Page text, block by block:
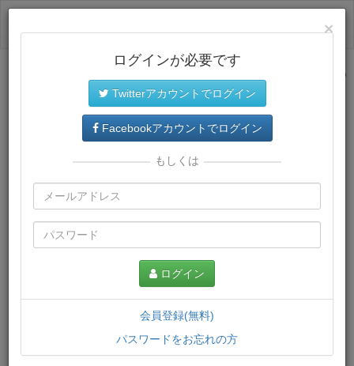
サイトトップに戻る
プレミアム会員では、教材がダウンロードでき、快適な動画
再生環境が提供されます。
×
ログインが必要です
Twitterアカウントでログイン
Facebookアカウントでログイン
もしくは
ログイン
会員登録(無料)
パスワードをお忘れの方